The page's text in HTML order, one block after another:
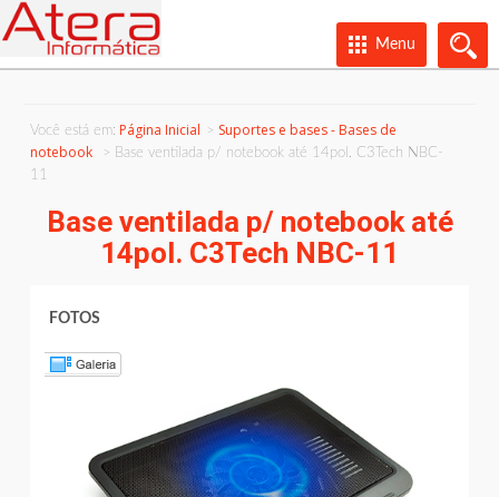
Menu
Você está em: Página Inicial
Suportes e bases - Bases de
notebook
Base ventilada p/ notebook até 14pol. C3Tech NBC-
11
Base ventilada p/ notebook até
14pol. C3Tech NBC-11
FOTOS